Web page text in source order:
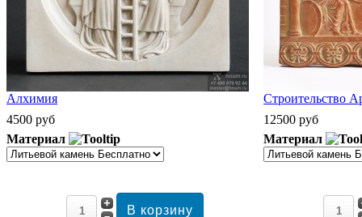
Алхимия
4500 руб
Материал
Строительство
12500 руб
Материал